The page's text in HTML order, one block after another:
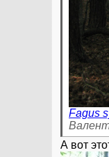
Fagus
А вот